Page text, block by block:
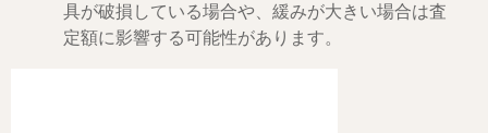
具が破損している場合や、緩みが大きい場合は査
定額に影響する可能性があります。